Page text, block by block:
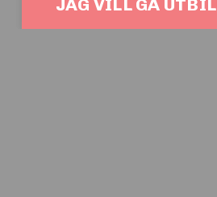
JAG VILL GÅ